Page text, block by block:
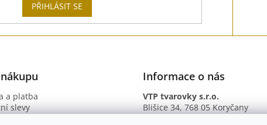
PŘIHLÁSIT SE
a platba
slevy
Informace o nás
VTP tvarovky s.r.o.
Blišice 34, 768 05 Koryčany